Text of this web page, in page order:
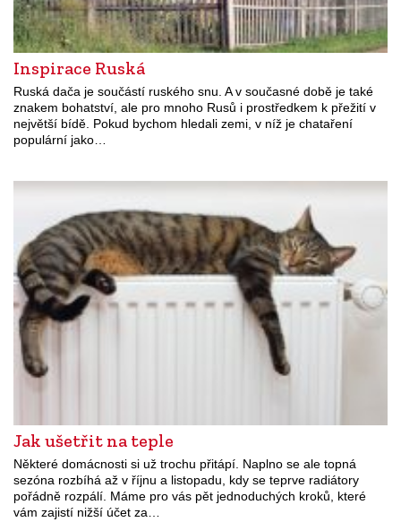
Inspirace Ruská
Ruská dača je součástí ruského snu. A v současné době je také
znakem bohatství, ale pro mnoho Rusů i prostředkem k přežití v
největší bídě. Pokud bychom hledali zemi, v níž je chataření
populární jako…
Jak ušetřit na teple
Některé domácnosti si už trochu přitápí. Naplno se ale topná
sezóna rozbíhá až v říjnu a listopadu, kdy se teprve radiátory
pořádně rozpálí. Máme pro vás pět jednoduchých kroků, které
vám zajistí nižší účet za…